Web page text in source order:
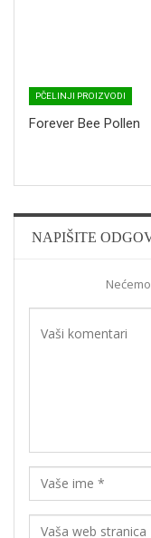
PČELINJI PROIZVODI
Forever Bee Pollen
NAPIŠITE